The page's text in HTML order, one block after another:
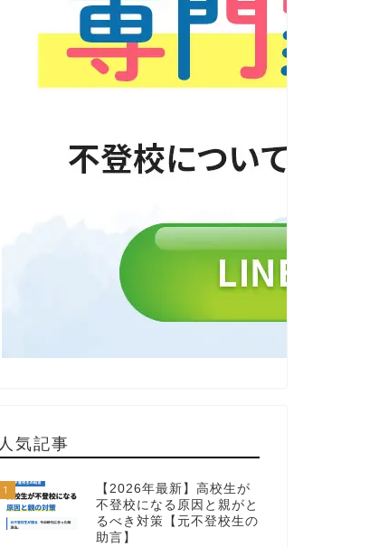
人気記事
1
【2026年最新】高校生が
不登校になる原因と親がと
るべき対策【元不登校生の
助言】